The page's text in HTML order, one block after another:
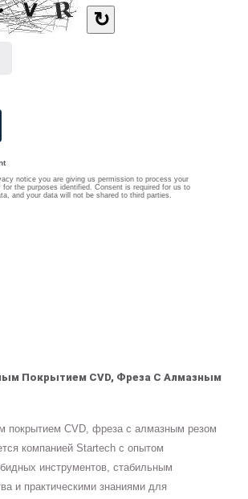
Покрытием CVD, Фреза С Алмазным
покрытием CVD, фреза с алмазным резом
компанией Startech с опытом
инструментов, стабильным
и практическими знаниями для